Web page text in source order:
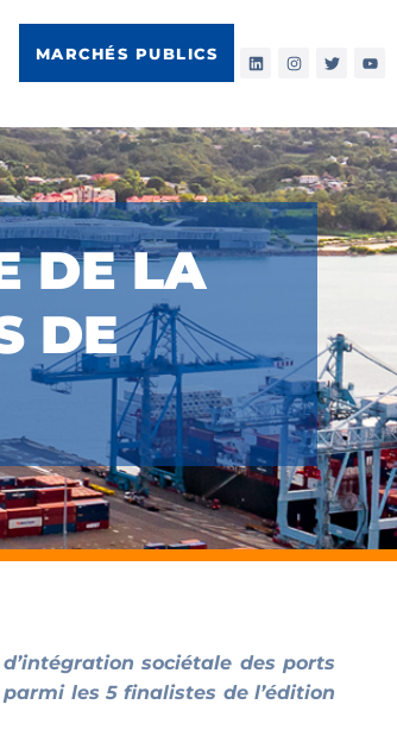
MARCHÉS PUBLICS
DE LA
DE
sociétale des ports
les 5 finalistes de l’édition